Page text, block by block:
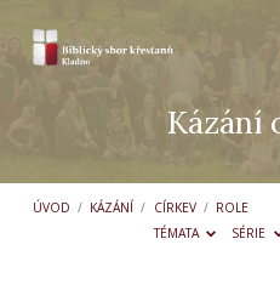
Kázání
ÚVOD / KÁZÁNÍ / CÍRKEV / ROLE
TÉMATA
SÉRIE